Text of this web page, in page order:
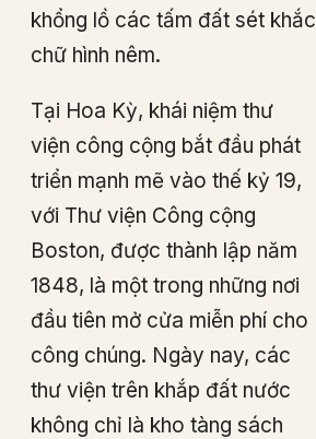
khổng lồ các tấm đất sét khắc
chữ hình nêm.
Tại Hoa Kỳ, khái niệm thư
viện công cộng bắt đầu phát
triển mạnh mẽ vào thế kỷ 19,
với Thư viện Công cộng
Boston, được thành lập năm
1848, là một trong những nơi
đầu tiên mở cửa miễn phí cho
công chúng. Ngày nay, các
thư viện trên khắp đất nước
không chỉ là kho tàng sách